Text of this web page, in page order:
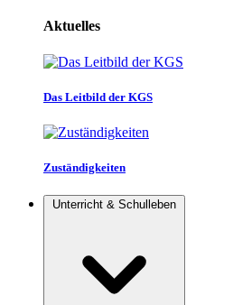
Aktuelles
Das Leitbild der KGS
Zuständigkeiten
Unterricht & Schulleben